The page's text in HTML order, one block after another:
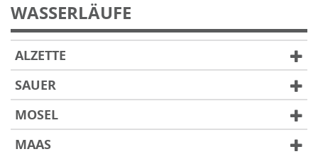
WASSERLÄUFE
ALZETTE
SAUER
MOSEL
MAAS